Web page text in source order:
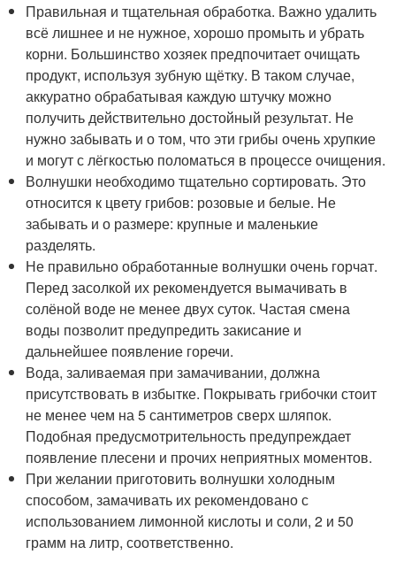
Правильная и тщательная обработка. Важно удалить
всё лишнее и не нужное, хорошо промыть и убрать
корни. Большинство хозяек предпочитает очищать
продукт, используя зубную щётку. В таком случае,
аккуратно обрабатывая каждую штучку можно
получить действительно достойный результат. Не
нужно забывать и о том, что эти грибы очень хрупкие
и могут с лёгкостью поломаться в процессе очищения.
Волнушки необходимо тщательно сортировать. Это
относится к цвету грибов: розовые и белые. Не
забывать и о размере: крупные и маленькие
разделять.
Не правильно обработанные волнушки очень горчат.
Перед засолкой их рекомендуется вымачивать в
солёной воде не менее двух суток. Частая смена
воды позволит предупредить закисание и
дальнейшее появление горечи.
Вода, заливаемая при замачивании, должна
присутствовать в избытке. Покрывать грибочки стоит
не менее чем на 5 сантиметров сверх шляпок.
Подобная предусмотрительность предупреждает
появление плесени и прочих неприятных моментов.
При желании приготовить волнушки холодным
способом, замачивать их рекомендовано с
использованием лимонной кислоты и соли, 2 и 50
грамм на литр, соответственно.